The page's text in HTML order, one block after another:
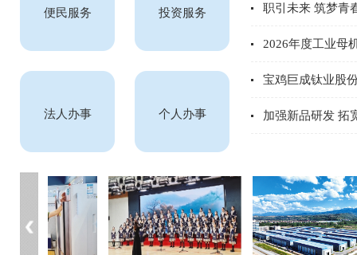
便民服务 投资服务
法人办事 个人办事
职引未来 筑梦青
2026年度工业母
宝鸡巨成钛业股
加强新品研发 拓